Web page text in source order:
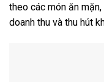
theo các món ăn
doanh thu và thu hút